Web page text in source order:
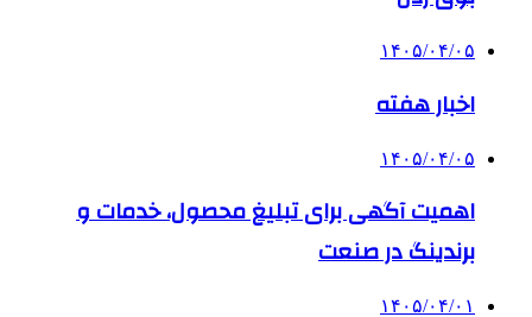
۱۴۰۵/۰۴/۰۵
اخبار هفته
۱۴۰۵/۰۴/۰۵
اهمیت آگهی برای تبلیغ محصول، خدمات و
برندینگ در صنعت
۱۴۰۵/۰۴/۰۱